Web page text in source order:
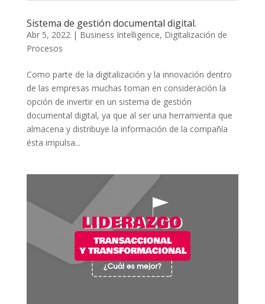
Sistema de gestión documental digital.
Abr 5, 2022| Business Intelligence, Digitalización de
Procesos
Como parte de la digitalización y la innovación dentro
de las empresas muchas toman en consideración la
opción de invertir en un sistema de gestión
documental digital, ya que al ser una herramienta que
almacena y distribuye la información de la compañía
ésta impulsa...